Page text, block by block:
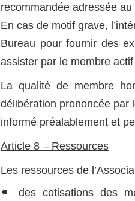
recommandée adressée
En cas de motif grave,
Bureau pour fournir des
assister par le membre
La qualité de membre
délibération prononcée par
informé préalablement et
Article 8 – Ressources
Les ressources de
des cotisations des